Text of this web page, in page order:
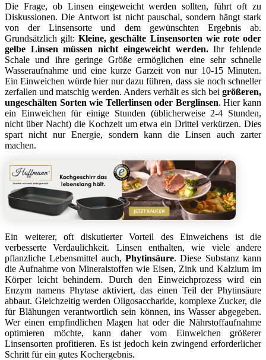
Die Frage, ob Linsen eingeweicht werden sollten, führt oft zu
Diskussionen. Die Antwort ist nicht pauschal, sondern hängt stark
von der Linsensorte und dem gewünschten Ergebnis ab.
Grundsätzlich gilt:Kleine, geschälte Linsensorten wie rote oder
gelbe Linsen müssen nicht eingeweicht werden.Ihr fehlende
Schale und ihre geringe Größe ermöglichen eine sehr schnelle
Wasseraufnahme und eine kurze Garzeit von nur 10-15 Minuten.
Ein Einweichen würde hier nur dazu führen, dass sie noch schneller
zerfallen und matschig werden. Anders verhält es sich bei größeren,
ungeschälten Sorten wie Tellerlinsen oder Berglinsen. Hier kann
ein Einweichen für einige Stunden (üblicherweise 2-4 Stunden,
nicht über Nacht) die Kochzeit um etwa ein Drittel verkürzen. Dies
spart nicht nur Energie, sondern kann die Linsen auch zarter
machen.
Ein weiterer, oft diskutierter Vorteil des Einweichens ist die
verbesserte Verdaulichkeit. Linsen enthalten, wie viele andere
pflanzliche Lebensmittel auch, Phytinsäure. Diese Substanz kann
die Aufnahme von Mineralstoffen wie Eisen, Zink und Kalzium im
Körper leicht behindern. Durch den Einweichprozess wird ein
Enzym namens Phytase aktiviert, das einen Teil der Phytinsäure
abbaut. Gleichzeitig werden Oligosaccharide, komplexe Zucker, die
für Blähungen verantwortlich sein können, ins Wasser abgegeben.
Wer einen empfindlichen Magen hat oder die Nährstoffaufnahme
optimieren möchte, kann daher vom Einweichen größerer
Linsensorten profitieren. Es ist jedoch kein zwingend erforderlicher
Schritt für ein gutes Kochergebnis.